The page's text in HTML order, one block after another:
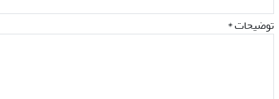
توضیحات *